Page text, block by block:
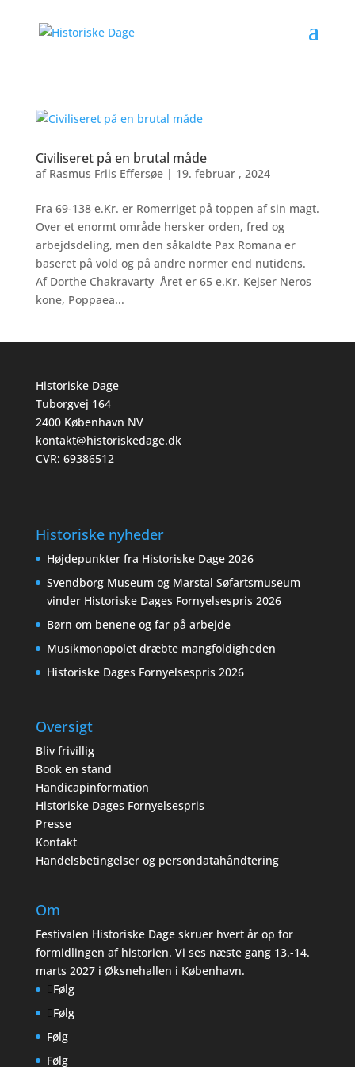
Civiliseret på en brutal måde
af Rasmus Friis Effersøe| 19. februar , 2024
Fra 69-138 e.Kr. er Romerriget på toppen af sin magt.
Over et enormt område hersker orden, fred og
arbejdsdeling, men den såkaldte Pax Romana er
baseret på vold og på andre normer end nutidens.
Af Dorthe Chakravarty Året er 65 e.Kr. Kejser Neros
kone, Poppaea...
Historiske Dage
Tuborgvej 164
2400 København NV
kontakt@historiskedage.dk
CVR: 69386512
Historiske nyheder
Højdepunkter fra Historiske Dage 2026
Svendborg Museum og Marstal Søfartsmuseum
vinder Historiske Dages Fornyelsespris 2026
Børn om benene og far på arbejde
Musikmonopolet dræbte mangfoldigheden
Historiske Dages Fornyelsespris 2026
Oversigt
Bliv frivillig
Book en stand
Handicapinformation
Historiske Dages Fornyelsespris
Presse
Kontakt
Handelsbetingelser og persondatahåndtering
Om
Festivalen Historiske Dage skruer hvert år op for
formidlingen af historien. Vi ses næste gang 13.-14.
marts 2027 i Øksnehallen i København.
Følg
Følg
Følg
Følg